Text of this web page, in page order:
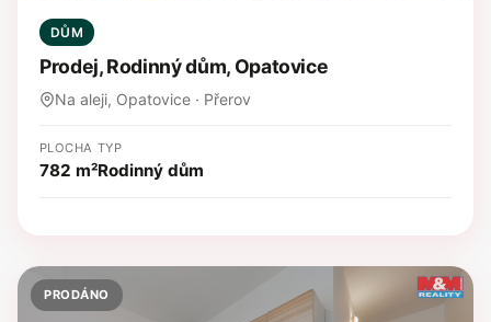
DŮM
Prodej, Rodinný dům, Opatovice
Na aleji, Opatovice · Přerov
PLOCHA
782 m²
TYP
Rodinný dům
PRODÁNO